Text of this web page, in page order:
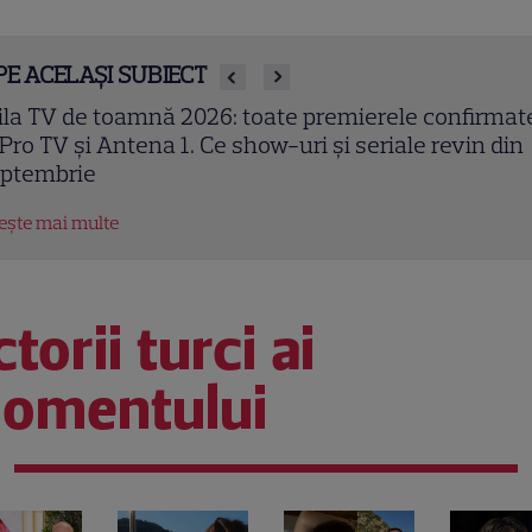
ACELAȘI SUBIECT
Kasikci, fost câștigător MasterChef Turcia, a
de ani. Bucătarul a fost găsit fără viață în locuința
mai multe
turci ai